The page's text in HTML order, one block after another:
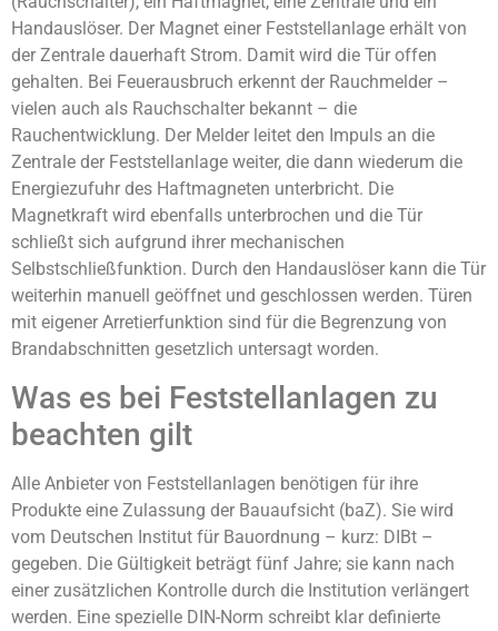
Handauslöser. Der Magnet einer Feststellanlage erhält von
der Zentrale dauerhaft Strom. Damit wird die Tür offen
gehalten. Bei Feuerausbruch erkennt der Rauchmelder –
vielen auch als Rauchschalter bekannt – die
Rauchentwicklung. Der Melder leitet den Impuls an die
Zentrale der Feststellanlage weiter, die dann wiederum die
Energiezufuhr des Haftmagneten unterbricht. Die
Magnetkraft wird ebenfalls unterbrochen und die Tür
schließt sich aufgrund ihrer mechanischen
Selbstschließfunktion. Durch den Handauslöser kann die Tür
weiterhin manuell geöffnet und geschlossen werden. Türen
mit eigener Arretierfunktion sind für die Begrenzung von
Brandabschnitten gesetzlich untersagt worden.
Was es bei Feststellanlagen zu
beachten gilt
Alle Anbieter von Feststellanlagen benötigen für ihre
Produkte eine Zulassung der Bauaufsicht (baZ). Sie wird
vom Deutschen Institut für Bauordnung – kurz: DIBt –
gegeben. Die Gültigkeit beträgt fünf Jahre; sie kann nach
einer zusätzlichen Kontrolle durch die Institution verlängert
werden. Eine spezielle DIN-Norm schreibt klar definierte